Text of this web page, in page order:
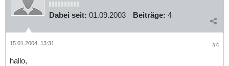
Dabei seit: 01.09.2003 Beiträge: 4
#4
15.01.2004, 13:31
hallo,